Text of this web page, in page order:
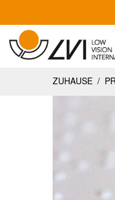
ZUHAUSE /